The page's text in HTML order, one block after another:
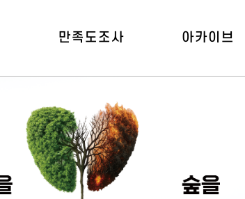
만족도조사 아카이브